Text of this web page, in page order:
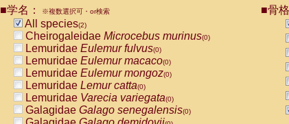
AtelidaeAteles belzebuth
AtelidaeAteles geoffroyi
AtelidaeAteles paniscus(0)
AtelidaeAtelesspp. (0)
AtelidaeLagothrix lagothricha
AtelidaeLagothrix lagothricha cana
PitheciidaeCacajao calvus rubicundus
PitheciidaeCallicebus cupreus
PitheciidaeCallicebus donacophilus
PitheciidaeCallicebus moloch
■学名： ※複数選択可・or検索
All species(2)
Cheirogaleidae Microcebus murinus(0)
Lemuridae Eulemur fulvus(0)
Lemuridae Eulemur macaco(0)
Lemuridae Eulemur mongoz(0)
Lemuridae Lemur catta(0)
Lemuridae Varecia variegata(0)
Galagidae Galago senegalensis(0)
■骨